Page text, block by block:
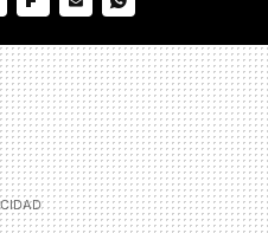
MAIL